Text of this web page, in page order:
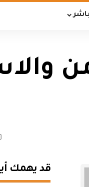
قد يهمك